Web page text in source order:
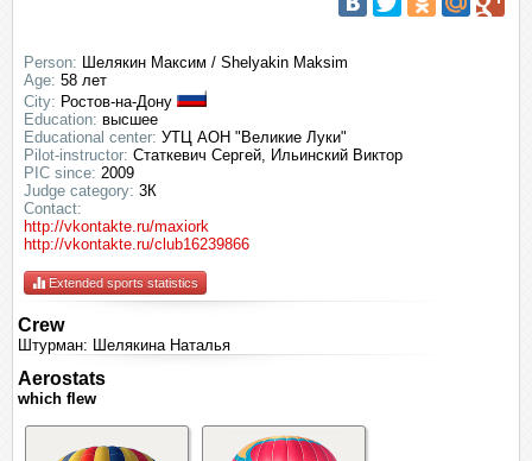
Person: Шелякин Максим / Shelyakin Maksim
Age: 58 лет
City: Ростов-на-Дону
Education: высшее
Educational center: УТЦ АОН "Великие Луки"
Pilot-instructor: Статкевич Сергей, Ильинский Виктор
PIC since: 2009
Judge category: 3К
Contact:
http://vkontakte.ru/maxiork
http://vkontakte.ru/club16239866
Extended sports statistics
Crew
Штурман: Шелякина Наталья
Aerostats
which flew